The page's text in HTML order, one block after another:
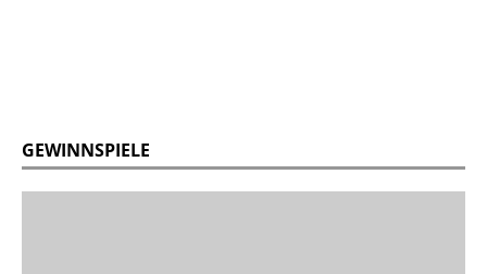
GEWINNSPIELE